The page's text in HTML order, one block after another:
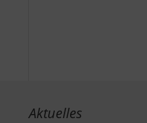
Aktuelles